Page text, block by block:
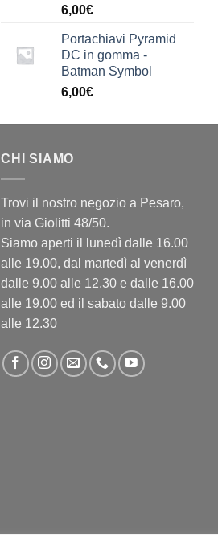
6,00€
Portachiavi Pyramid
DC in gomma -
Batman Symbol
6,00€
CHI SIAMO
Trovi il nostro negozio a Pesaro,
in via Giolitti 48/50.
Siamo aperti il lunedì dalle 16.00
alle 19.00, dal martedì al venerdì
dalle 9.00 alle 12.30 e dalle 16.00
alle 19.00 ed il sabato dalle 9.00
alle 12.30